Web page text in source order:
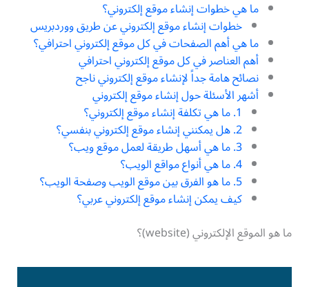
ما هي خطوات إنشاء موقع إلكتروني؟
خطوات إنشاء موقع إلكتروني عن طريق ووردبريس
ما هي أهم الصفحات في كل موقع إلكتروني احترافي؟
أهم العناصر في كل موقع إلكتروني احترافي
نصائح هامة جداً لإنشاء موقع إلكتروني ناجح
أشهر الأسئلة حول إنشاء موقع إلكتروني
1. ما هي تكلفة إنشاء موقع إلكتروني؟
2. هل يمكنني إنشاء موقع إلكتروني بنفسي؟
3. ما هي أسهل طريقة لعمل موقع ويب؟
4. ما هي أنواع مواقع الويب؟
5. ما هو الفرق بين موقع الويب وصفحة الويب؟
كيف يمكن إنشاء موقع إلكتروني عربي؟
ما هو الموقع الإلكتروني (website)؟